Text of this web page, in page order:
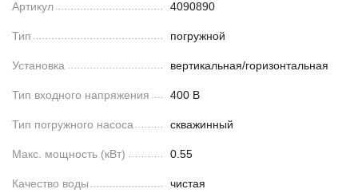
Артикул 4090890
Тип погружной
Установка вертикальная/горизонтальная
Тип входного напряжения 400 В
Тип погружного насоса скважинный
Макс. мощность (кВт) 0.55
Качество воды чистая